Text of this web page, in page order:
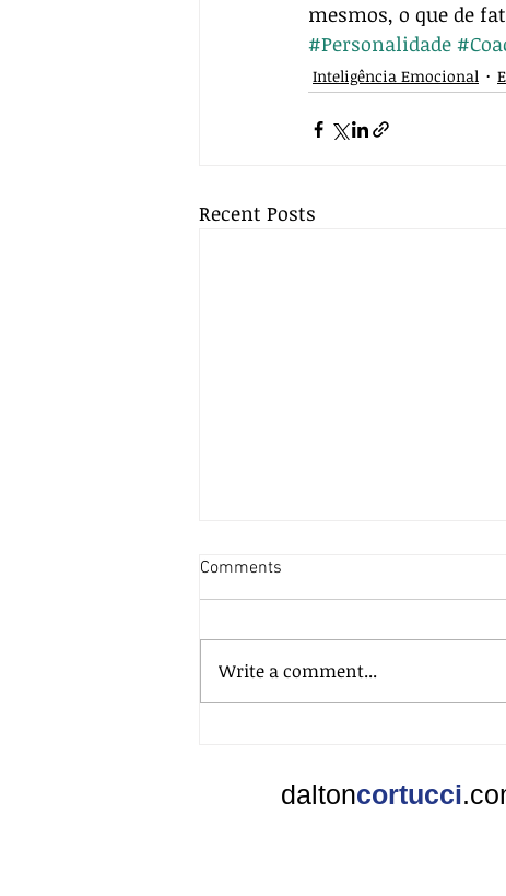
mesmos, o que de
#Personalidade
Inteligência Emocional
Recent Posts
Comments
Write a comment...
daltoncortucci